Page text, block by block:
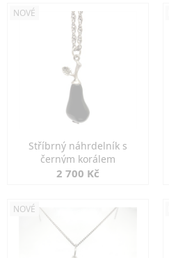
NOVÉ
Stříbrný náhrdelník s
černým korálem
2 700 Kč
NOVÉ